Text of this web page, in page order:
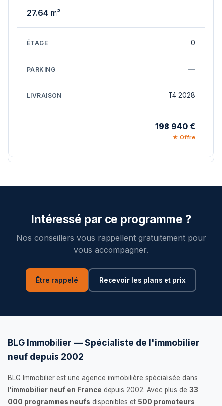
27.64 m²
0
—
T4 2028
198 940 €
★ Offre
Intéressé par ce programme ?
Nos conseillers vous rappellent gratuitement pour
vous accompagner.
Être rappelé Recevoir les plans et prix
BLG Immobilier — Spécialiste de l'immobilier
neuf depuis 2002
BLG Immobilier est une agence immobilière spécialisée dans
l'immobilier neuf en France depuis 2002. Avec plus de 33
000 programmes neufs disponibles et 500 promoteurs